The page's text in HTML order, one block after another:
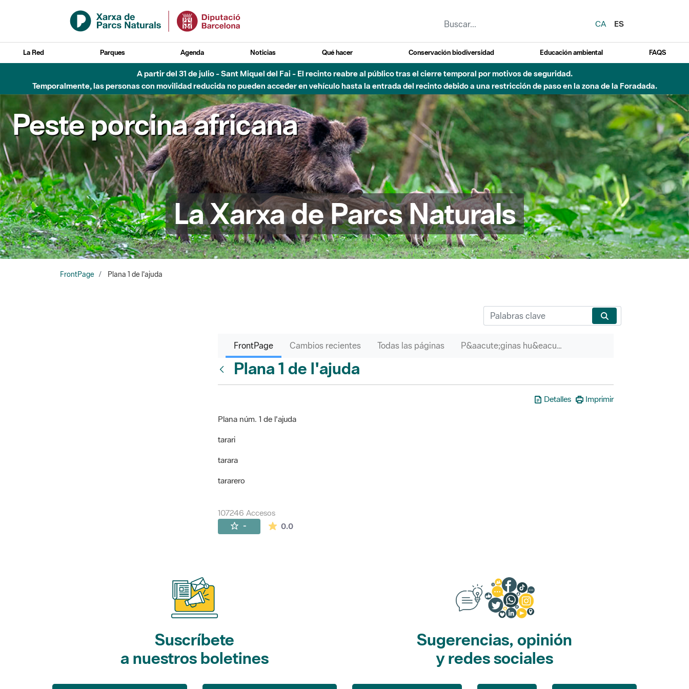
Saltar al contenido principal
CA
ES
La Red Parques Agenda Noticias Qué hacer Conservación biodiversidad Educación ambiental FAQS
A partir del 31 de julio - Sant Miquel del Fai - El recinto reabre al público tras el cierre temporal por motivos de seguridad.
Temporalmente, las personas con movilidad reducida no pueden acceder en vehículo hasta la entrada del recinto debido a una restricción de paso en la zona de la Foradada.
Peste porcina africana
La Xarxa de Parcs Naturals
FrontPage Plana 1 de l'ajuda
FrontPage Cambios recientes Todas las páginas P&aacute;ginas hu&eacute;rfanas
Plana 1 de l'ajuda
Detalles
Imprimir
Plana núm. 1 de l'ajuda
tarari
tarara
tararero
107246 Accesos
- 0.0La valoración media es de 0 estrellas de 5.
Suscríbete
a nuestros boletines
Sugerencias, opinión
y redes sociales